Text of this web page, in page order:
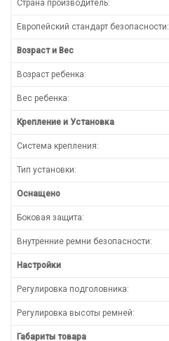
Страна производитель:
Европейский стандарт безопасности:
Возраст и Вес
Возраст ребенка:
Вес ребенка:
Крепление и Установка
Система крепления:
Тип установки:
Оснащено
Боковая защита:
Внутренние ремни безопасности:
Настройки
Регулировка подголовника:
Регулировка высоты ремней:
Габариты товара